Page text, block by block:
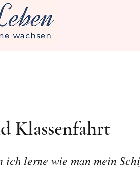
Klassenfahrt
𝑙𝑒𝑟𝑛𝑒 𝑤𝑖𝑒 𝑚𝑎𝑛 𝑚𝑒𝑖𝑛